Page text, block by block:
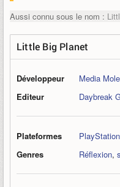
Aussi connu sous le nom :
Little Big Planet
Développeur
Media
Editeur
Daybreak
Plateformes
Genres
Réflexion,